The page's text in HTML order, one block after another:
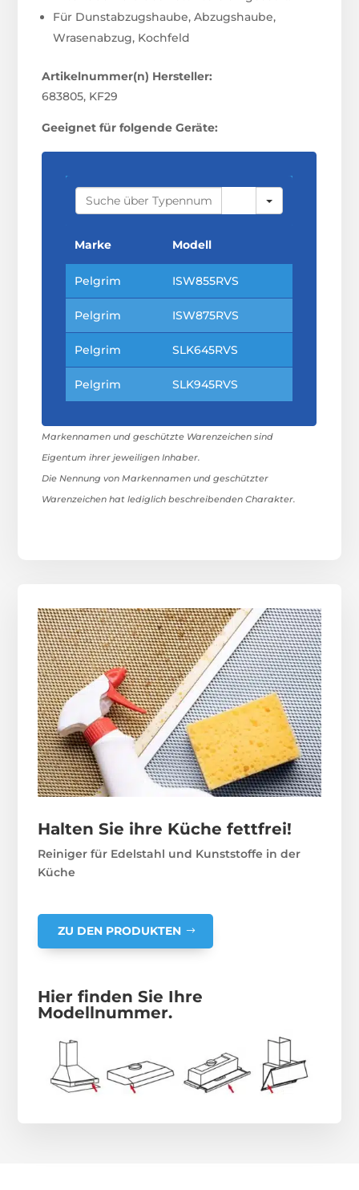
Für Dunstabzugshaube, Abzugshaube,
Wrasenabzug, Kochfeld
Artikelnummer(n) Hersteller:
683805, KF29
Geeignet für folgende Geräte:
S
A
C
H
Marke Modell
Pelgrim ISW855RVS
Pelgrim ISW875RVS
Pelgrim SLK645RVS
Pelgrim SLK945RVS
Markennamen und geschützte Warenzeichen sind
Eigentum ihrer jeweiligen Inhaber.
Die Nennung von Markennamen und geschützter
Warenzeichen hat lediglich beschreibenden Charakter.
Halten Sie ihre Küche fettfrei!
Reiniger für Edelstahl und Kunststoffe in der
Küche
ZU DEN PRODUKTEN
Hier finden Sie Ihre
Modellnummer.